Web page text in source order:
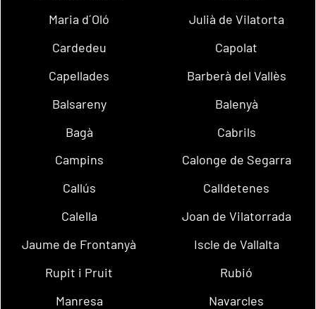
Maria d´Oló
Julià de Vilatorta
Cardedeu
Capolat
Capellades
Barberà del Vallès
Balsareny
Balenyà
Bagà
Cabrils
Campins
Calonge de Segarra
Callús
Calldetenes
Calella
Joan de Vilatorrada
Jaume de Frontanyà
Iscle de Vallalta
Rupit i Pruit
Rubió
Manresa
Navarcles